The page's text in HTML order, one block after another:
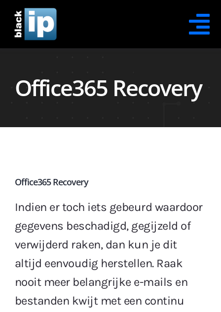
content
Office365 Security
Office365 Awareness
XDR Security
Gratis Proefperiode
Office365 Recovery
Office365 Recovery
Indien er toch iets gebeurd waardoor
gegevens beschadigd, gegijzeld of
verwijderd raken, dan kun je dit
altijd eenvoudig herstellen. Raak
nooit meer belangrijke e-mails en
bestanden kwijt met een continu